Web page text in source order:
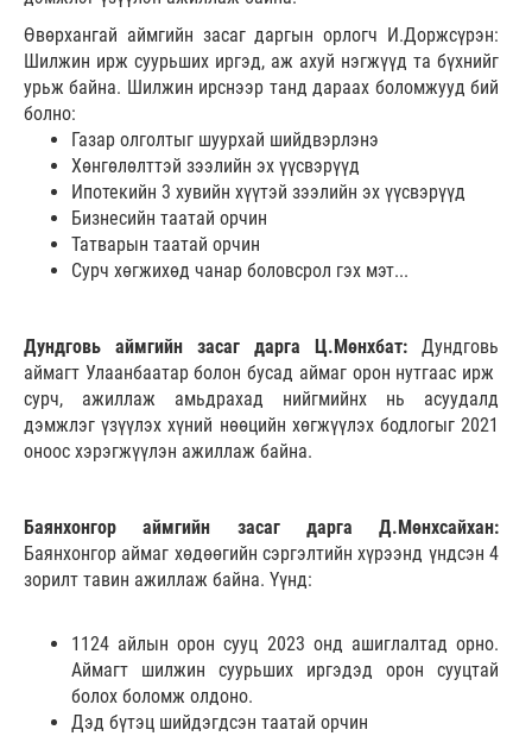
Өвөрхангай аймгийн засаг даргын орлогч И.Доржсүрэн:
Шилжин ирж суурьших иргэд, аж ахуй нэгжүүд та бүхнийг
урьж байна. Шилжин ирснээр танд дараах боломжууд бий
болно:
Газар олголтыг шуурхай шийдвэрлэнэ
Хөнгөлөлттэй зээлийн эх үүсвэрүүд
Ипотекийн 3 хувийн хүүтэй зээлийн эх үүсвэрүүд
Бизнесийн таатай орчин
Татварын таатай орчин
Сурч хөгжихөд чанар боловсрол гэх мэт...
Дундговь аймгийн засаг дарга Ц.Мөнхбат: Дундговь
аймагт Улаанбаатар болон бусад аймаг орон нутгаас ирж
сурч, ажиллаж амьдрахад нийгмийнх нь асуудалд
дэмжлэг үзүүлэх хүний нөөцийн хөгжүүлэх бодлогыг 2021
оноос хэрэгжүүлэн ажиллаж байна.
Баянхонгор аймгийн засаг дарга Д.Мөнхсайхан:
Баянхонгор аймаг хөдөөгийн сэргэлтийн хүрээнд үндсэн 4
зорилт тавин ажиллаж байна. Үүнд:
1124 айлын орон сууц 2023 онд ашиглалтад орно.
Аймагт шилжин суурьших иргэдэд орон сууцтай
болох боломж олдоно.
Дэд бүтэц шийдэгдсэн таатай орчин